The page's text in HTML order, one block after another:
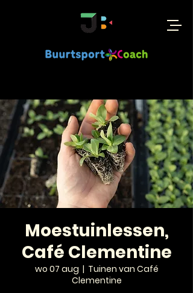
Moestuinlessen,
Café Clementine
wo 07 aug
  |
Tuinen van Café
Clementine